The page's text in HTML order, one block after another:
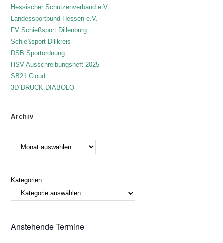
Hessischer Schützenverband e.V.
Landessportbund Hessen e.V.
FV Schießsport Dillenburg
Schießsport Dillkreis
DSB Sportordnung
HSV Ausschreibungsheft 2025
SB21 Cloud
3D-DRUCK-DIABOLO
Archiv
Kategorien
Anstehende Termine